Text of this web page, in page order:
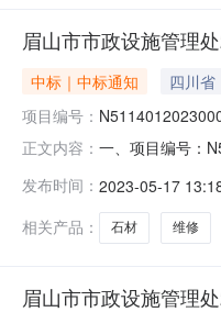
眉山市市政设施管理
中标｜中标通知 四川省
项目编号：
正文内容： 一、项目编号：
单价(元)总价(元
发布时间： 2023-05-17
相关产品：
石材 维修
眉山市市政设施管理